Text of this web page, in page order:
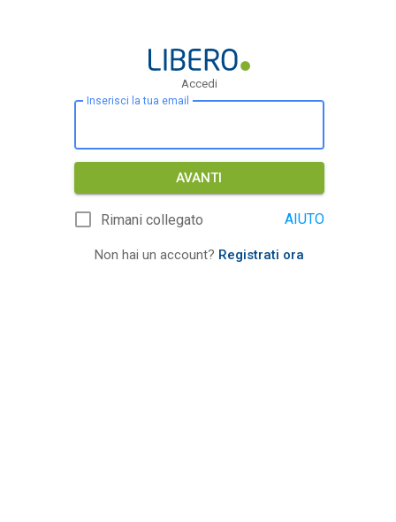
Accedi
Inserisci la tua email
AVANTI
Rimani collegato AIUTO
Non hai un account? Registrati ora